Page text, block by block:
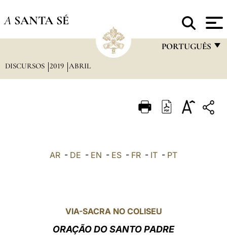
A SANTA SÉ
PORTUGUÊS
ITALIANO
中文
DISCURSOS 2019 ABRIL
AR - DE - EN - ES - FR - IT - PT
VIA-SACRA NO COLISEU
ORAÇÃO DO SANTO PADRE